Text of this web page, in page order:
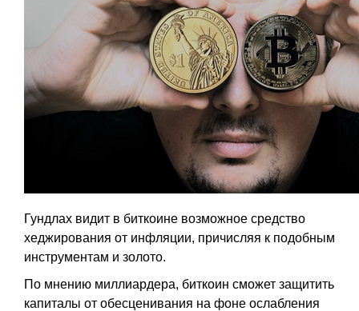
Гундлах видит в биткоине возможное средство
хеджирования от инфляции, причисляя к подобным
инструментам и золото.
По мнению миллиардера, биткоин сможет защитить
капиталы от обесценивания на фоне ослабления